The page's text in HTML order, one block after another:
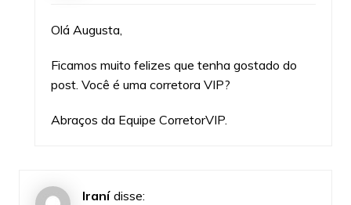
Olá Augusta,
Ficamos muito felizes que tenha gostado do
post. Você é uma corretora VIP?
Abraços da Equipe CorretorVIP.
Iraní disse: